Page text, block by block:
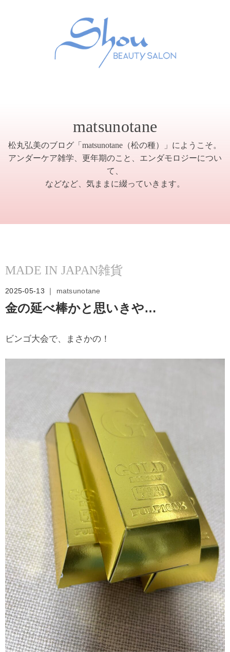
matsunotane
松丸弘美のブログ「matsunotane（松の種）」にようこそ。
アンダーケア雑学、更年期のこと、エンダモロジーについ
て、
などなど、気ままに綴っていきます。
MADE IN JAPAN雑貨
2025-05-13 ｜ matsunotane
金の延べ棒かと思いきや…
ビンゴ大会で、まさかの！